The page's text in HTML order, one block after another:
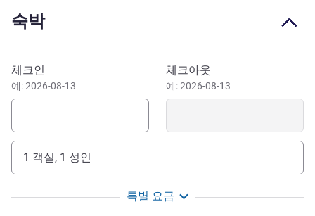
숙박
이 호텔 예약하기
체크인
예: 2026-08-13
체크아웃
예: 2026-08-13
1 객실, 1 성인
특별 요금